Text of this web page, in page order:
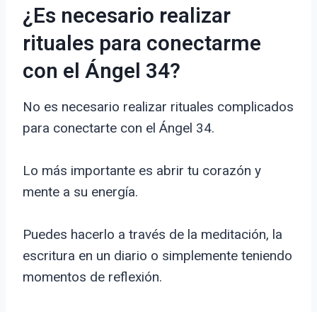
¿Es necesario realizar
rituales para conectarme
con el Ángel 34?
No es necesario realizar rituales complicados
para conectarte con el Ángel 34.
Lo más importante es abrir tu corazón y
mente a su energía.
Puedes hacerlo a través de la meditación, la
escritura en un diario o simplemente teniendo
momentos de reflexión.